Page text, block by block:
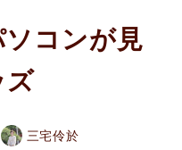
コンが見
ズ
著
三宅伶於